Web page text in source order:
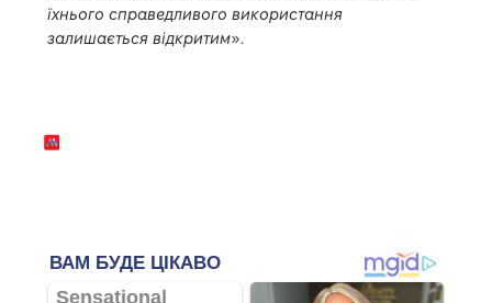
їхнього справедливого використання
залишається відкритим».